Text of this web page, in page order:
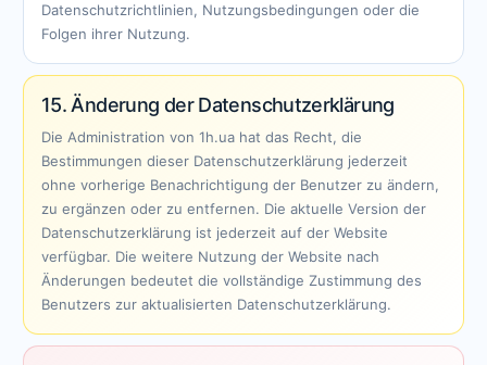
Datenschutzrichtlinien, Nutzungsbedingungen oder die
Folgen ihrer Nutzung.
15. Änderung der Datenschutzerklärung
Die Administration von 1h.ua hat das Recht, die
Bestimmungen dieser Datenschutzerklärung jederzeit
ohne vorherige Benachrichtigung der Benutzer zu ändern,
zu ergänzen oder zu entfernen. Die aktuelle Version der
Datenschutzerklärung ist jederzeit auf der Website
verfügbar. Die weitere Nutzung der Website nach
Änderungen bedeutet die vollständige Zustimmung des
Benutzers zur aktualisierten Datenschutzerklärung.